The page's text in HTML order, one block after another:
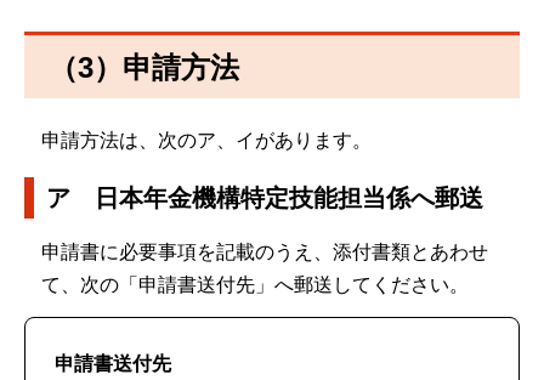
（3）申請方法
申請方法は、次のア、イがあります。
ア 日本年金機構特定技能担当係へ郵送
申請書に必要事項を記載のうえ、添付書類とあわせ
て、次の「申請書送付先」へ郵送してください。
申請書送付先